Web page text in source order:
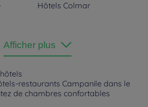
Hôtels Colmar
Hôtels Haguenau
Afficher plus
restaurants Campanile dans le
de chambres confortables